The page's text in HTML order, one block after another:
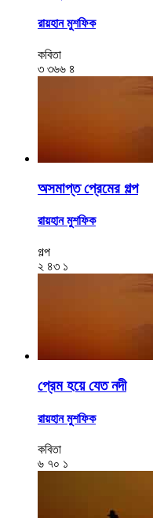
রায়হান মুশফিক
কবিতা
৩ ৩৬৬ ৪
অসমাপ্ত প্রেমের গল্প
রায়হান মুশফিক
গল্প
২ ৪৩ ১
প্রেম হয়ে যেত নদী
রায়হান মুশফিক
কবিতা
৬ ৭০ ১